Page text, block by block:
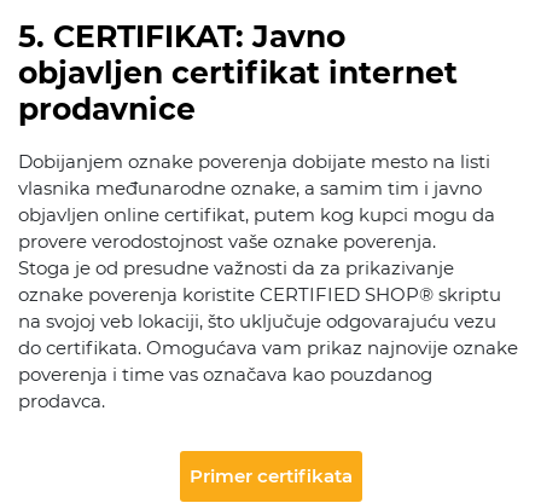
5. CERTIFIKAT: Javno
objavljen certifikat internet
prodavnice
Dobijanjem oznake poverenja dobijate mesto na listi
vlasnika međunarodne oznake, a samim tim i javno
objavljen online certifikat, putem kog kupci mogu da
provere verodostojnost vaše oznake poverenja.
Stoga je od presudne važnosti da za prikazivanje
oznake poverenja koristite CERTIFIED SHOP® skriptu
na svojoj veb lokaciji, što uključuje odgovarajuću vezu
do certifikata. Omogućava vam prikaz najnovije oznake
poverenja i time vas označava kao pouzdanog
prodavca.
Primer certifikata